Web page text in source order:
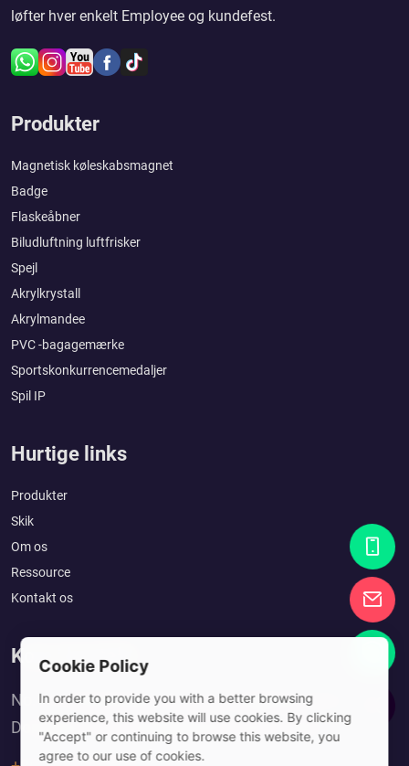
løfter hver enkelt Employee og kundefest.
Produkter
Magnetisk køleskabsmagnet
Badge
Flaskeåbner
Biludluftning luftfrisker
Spejl
Akrylkrystall
Akrylmandee
PVC -bagagemærke
Sportskonkurrencemedaljer
Spil IP
Hurtige links
Produkter
Skik
Om os
Ressource
Kontakt os
Kom i kontakt
No. 10, Xinshuitang 1st Lane, Dongkeng Town,
Dongguan City, Guangdong Province, China
Cookie Policy
In order to provide you with a better browsing
experience, this website will use cookies. By clicking
"Accept" or continuing to browse this website, you
agree to our use of cookies.